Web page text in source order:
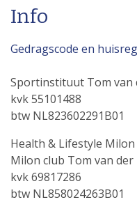
Info
Gedragscode en
Sportinstituut Tom van
kvk 55101488
btw NL823602291B01
Health & Lifestyle Milon
Milon club Tom van
kvk 69817286
btw NL858024263B01